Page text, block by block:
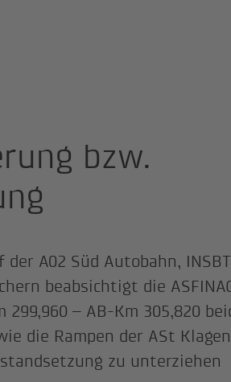
bzw.
A02 Süd Autobahn,
beabsichtigt die
– AB-Km 305,820
die Rampen der ASt
zu unterziehen